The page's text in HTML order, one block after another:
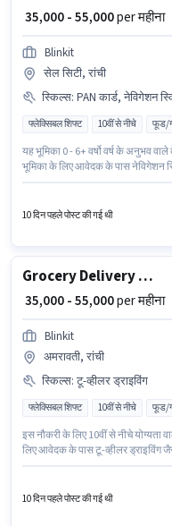
₹ 35,000 - 55,000per महीना
Blinkit
सेल सिटी, रांची
स्किल्स: PAN कार्ड, नेविगेशन स्किल्स, बैंक
फ्लेक्सिबल शिफ्ट 10वीं से नीचे फूड/
यह भूमिका 0 - 6+ वर्षो वर्ष के अनुभव
भूमिका के लिए आवेदक के पास नेविगेशन
इस पद के लिए आवश्यक दस्तावेज़ जैसे
10 दिन पहले पोस्ट की गई थी
Grocery Delivery Boy
₹ 35,000 - 55,000per महीना
Blinkit
अमरावती, रांची
स्किल्स: टू-व्हीलर ड्राइविंग
फ्लेक्सिबल शिफ्ट 10वीं से नीचे फूड/
इस नौकरी के लिए 10वीं से नीचे
लिए आवेदक के पास टू-व्हीलर ड्राइविंग
है।
10 दिन पहले पोस्ट की गई थी